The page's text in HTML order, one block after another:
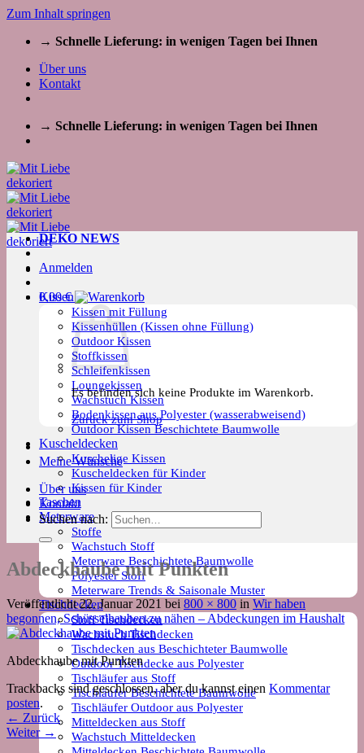
Zum Inhalt springen
→ Schnelle Lieferung: in wenigen Tagen bei Ihnen
Über uns
Kontakt
→ Schnelle Lieferung: in wenigen Tagen bei Ihnen
Kissen
Kissen mit Füllung
Kissenhüllen (Kissen ohne Füllung)
Outdoor Kissen
Stoffkissen
Schleifenkissen
Loungekissen
Wachstuch Kissen
Bodenkissen aus Polyester (wasserabweisend)
Outdoor Kissen Beschichtete Baumwolle
Kuscheldecken
Kuschelige Kissen
Kuscheldecken für Kinder
Kissen für Kinder
Taschen
Meterware
Stoffe
Wachstuch Stoff
Meterware Beschichtete Baumwolle
Polyester Stoff
Meterware Trends & Saisonale Muster
Tischdecken
Stoff Tischdecken
Wachstuch Tischdecken
Tischdecken aus Beschichteter Baumwolle
Outdoor Tischdecke aus Polyester
Tischläufer aus Stoff
Tischläufer Beschichtete Baumwolle
Tischläufer Outdoor aus Polyester
Mitteldecken aus Stoff
Wachstuch Mitteldecken
DEKO NEWS
Anmelden
0,00€
Es befinden sich keine Produkte im Warenkorb.
Zurück zum Shop
Meine Wünsche
Über uns
Kontakt
Suchen nach:
Abdeckhaube mit Punkten
Veröffentlicht22. Januar 2021 bei 800 × 800 in Wir haben
begonnen, Schüsselhauben zu nähen – Abdeckungen im Haushalt
Abdeckhaube mit Punkten
Trackbacks sind geschlossen, aber du kannst einen Kommentar
posten.
← Zurück
Weiter →